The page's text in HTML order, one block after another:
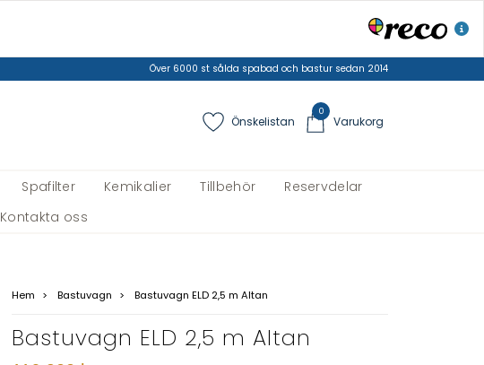
Över 6000 st sålda spabad och bastur sedan 2014
Önskelistan
0
Varukorg
Spafilter Kemikalier Tillbehör
Reservdelar
Kontakta oss
Hem Bastuvagn Bastuvagn ELD 2,5 m Altan
Bastuvagn ELD 2,5 m Altan